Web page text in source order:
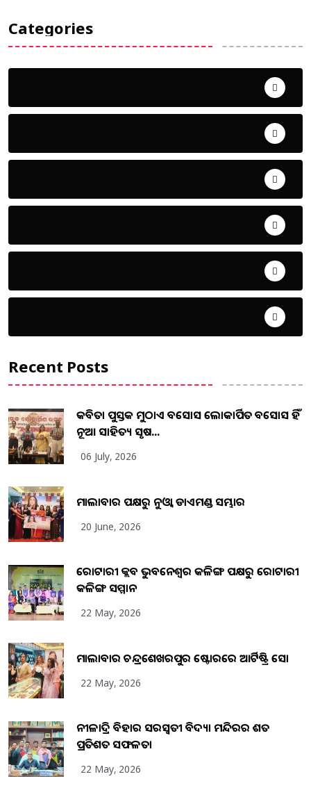
Categories
Recent Posts
କବିତା ପୁସ୍ତକ ମୁଠାଏ ଅବସୋସ ଲୋକାର୍ପିତ ଅବସୋସ ହିଁ
ନୂଆ ସାହିତ୍ୟ ସୃଷ...
06 July, 2026
ମାଲାବାର ପକ୍ଷରୁ ନୁଓ୍ବା ଡାଏମଣ୍ଡ ସମ୍ଭାର
20 June, 2026
ରୋଟାରୀ କ୍ଲବ ଭୁବନେଶ୍ୱର କଳିଙ୍ଗ ପକ୍ଷରୁ ରୋଟାରୀ
କଳିଙ୍ଗ ସମ୍ମାନ
22 May, 2026
ମାଲାବାର ଚନ୍ଦ୍ରଶେଖରପୁର ଷ୍ଟୋରରେ ଆର୍ଟିଷ୍ଟ୍ରି ସୋ
22 May, 2026
ନୀଳାଦ୍ରି ବିହାର ସରସ୍ୱତୀ ବିଦ୍ୟା ମନ୍ଦିରର ଶତ
ପ୍ରତିଶତ ସଫଳତା
22 May, 2026